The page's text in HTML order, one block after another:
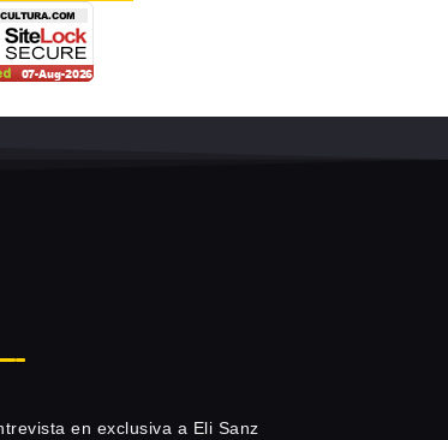
en exclusiva a Eli Sanz